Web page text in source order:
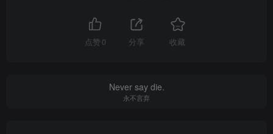
点赞 0 分享 收藏
Never say die.
永不言弃